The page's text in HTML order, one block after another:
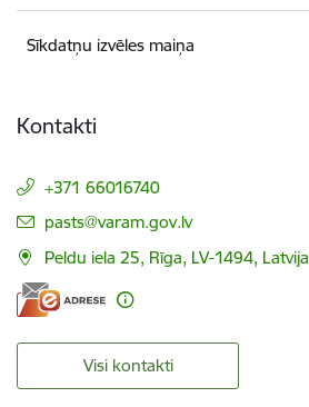
Sīkdatņu izvēles maiņa
Kontakti
+371 66016740
E-pasts:
pasts@varam.gov.lv
Peldu iela 25, Rīga, LV-1494, Latvija
Visi kontakti